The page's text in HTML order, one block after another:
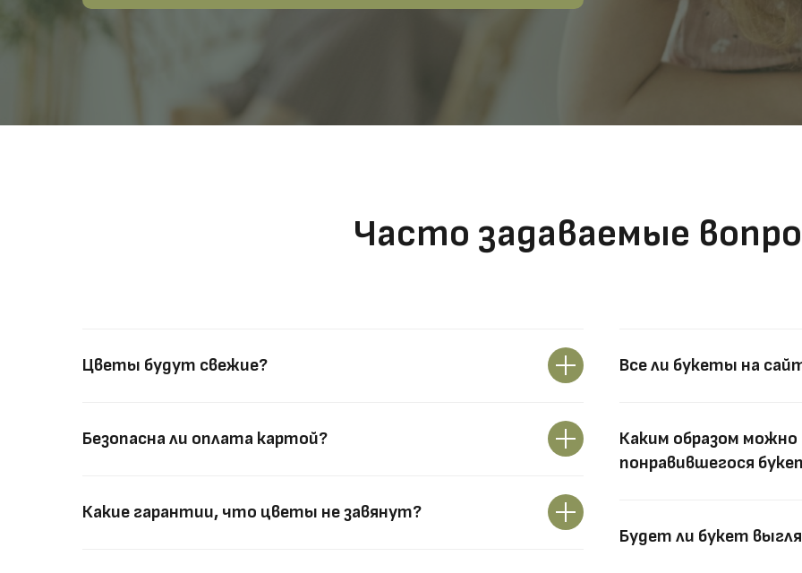
Часто задаваемые
Цветы будут свежие?
Безопасна ли оплата картой?
Какие гарантии, что цветы не завянут?
Все ли букеты на
Каким образом
понравившегося
Будет ли букет